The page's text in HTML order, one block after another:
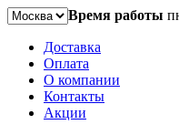
Время работы
Доставка
Оплата
О компании
Контакты
Акции